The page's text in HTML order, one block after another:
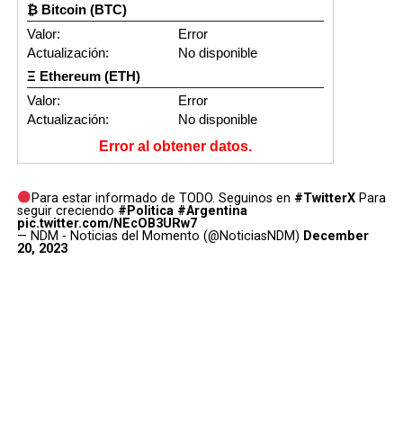
₿ Bitcoin (BTC)
Valor:
Error
Actualización:
No disponible
Ξ Ethereum (ETH)
Valor:
Error
Actualización:
No disponible
Error al obtener datos.
Para estar informado de TODO. Seguinos en #TwitterX Para
seguir creciendo #Politica #Argentina
pic.twitter.com/NEcOB3URw7
— NDM - Noticias del Momento (@NoticiasNDM) December
20, 2023